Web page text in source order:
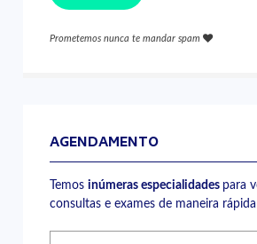
Prometemos nunca te mandar spam
AGENDAMENTO
Temosinúmeras especialidades para
consultas e exames de maneira